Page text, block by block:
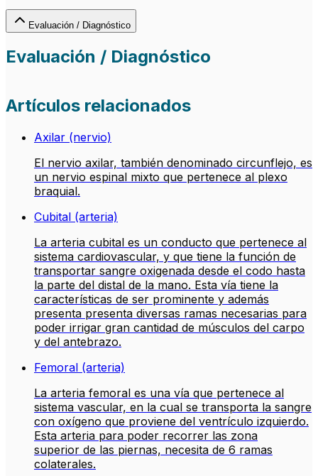
Evaluación / Diagnóstico
Evaluación / Diagnóstico
Artículos relacionados
Axilar (nervio)
El nervio axilar, también denominado circunflejo, es
un nervio espinal mixto que pertenece al plexo
braquial.
Cubital (arteria)
La arteria cubital es un conducto que pertenece al
sistema cardiovascular, y que tiene la función de
transportar sangre oxigenada desde el codo hasta
la parte del distal de la mano. Esta vía tiene la
características de ser prominente y además
presenta presenta diversas ramas necesarias para
poder irrigar gran cantidad de músculos del carpo
y del antebrazo.
Femoral (arteria)
La arteria femoral es una vía que pertenece al
sistema vascular, en la cual se transporta la sangre
con oxígeno que proviene del ventrículo izquierdo.
Esta arteria para poder recorrer las zona
superior de las piernas, necesita de 6 ramas
colaterales.